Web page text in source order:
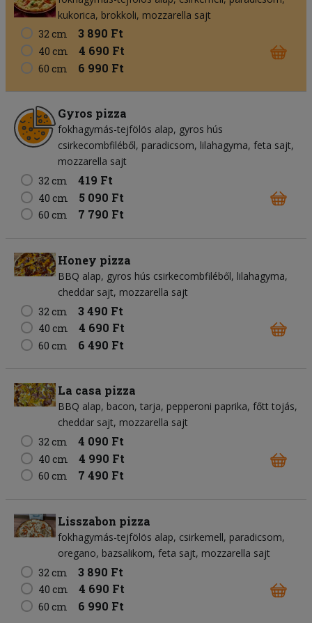
kukorica brokkoli mozzarella sajt
32 cm
3 890 Ft
40 cm 4 690 Ft
60 cm 6 990 Ft
Gyros pizza
fokhagymás-tejfölös alap gyros hús
csirkecombfiléből paradicsom lilahagyma feta sajt
mozzarella sajt
32 cm
419 Ft
40 cm 5 090 Ft
60 cm 7 790 Ft
Honey pizza
BBQ alap gyros hús csirkecombfiléből lilahagyma
cheddar sajt mozzarella sajt
32 cm
3 490 Ft
40 cm 4 690 Ft
60 cm 6 490 Ft
La casa pizza
BBQ alap bacon tarja pepperoni paprika főtt tojás
cheddar sajt mozzarella sajt
32 cm
4 090 Ft
40 cm 4 990 Ft
60 cm 7 490 Ft
Lisszabon pizza
fokhagymás-tejfölös alap csirkemell paradicsom
oregano bazsalikom feta sajt mozzarella sajt
32 cm
3 890 Ft
40 cm 4 690 Ft
60 cm 6 990 Ft